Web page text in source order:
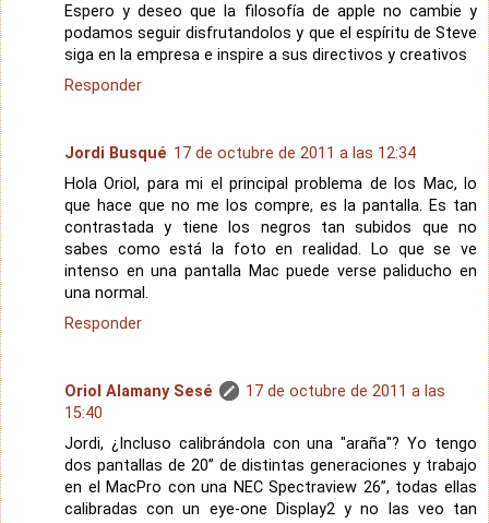
Espero y deseo que la filosofía de apple no cambie y
podamos seguir disfrutandolos y que el espíritu de Steve
siga en la empresa e inspire a sus directivos y creativos
Responder
Jordi Busqué 17 de octubre de 2011 a las 12:34
Hola Oriol, para mi el principal problema de los Mac, lo
que hace que no me los compre, es la pantalla. Es tan
contrastada y tiene los negros tan subidos que no
sabes como está la foto en realidad. Lo que se ve
intenso en una pantalla Mac puede verse paliducho en
una normal.
Responder
Oriol Alamany Sesé
17 de octubre de 2011 a las
15:40
Jordi, ¿Incluso calibrándola con una "araña"? Yo tengo
dos pantallas de 20” de distintas generaciones y trabajo
en el MacPro con una NEC Spectraview 26”, todas ellas
calibradas con un eye-one Display2 y no las veo tan